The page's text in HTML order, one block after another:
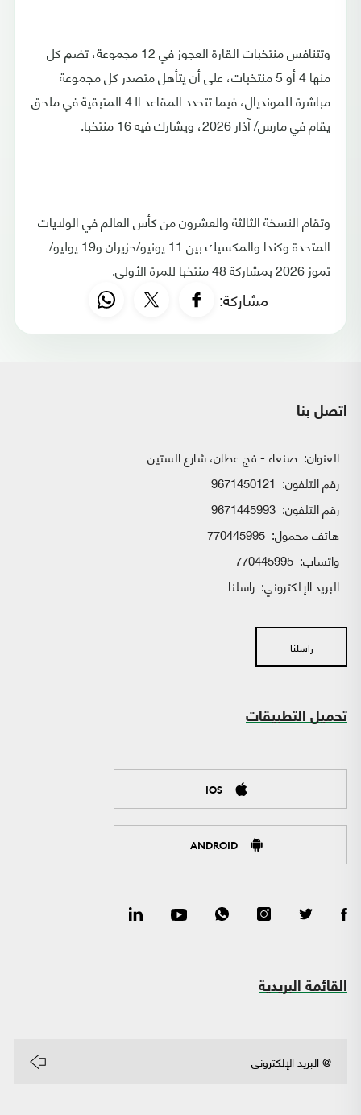
وتتنافس منتخبات القارة العجوز في 12 مجموعة، تضم كل
منها 4 أو 5 منتخبات، على أن يتأهل متصدر كل مجموعة
مباشرة للمونديال، فيما تتحدد المقاعد الـ4 المتبقية في ملحق
يقام في مارس/ آذار 2026، ويشارك فيه 16 منتخبا.
وتقام النسخة الثالثة والعشرون من كأس العالم في الولايات
المتحدة وكندا والمكسيك بين 11 يونيو/حزيران و19 يوليو/
تموز 2026 بمشاركة 48 منتخبا للمرة الأولى.
مشاركة:
اتصل بنا
العنوان: صنعاء - فج عطان، شارع الستين
رقم التلفون: 9671450121
رقم التلفون: 9671445993
هاتف محمول: 770445995
واتساب:
البريد الإلكتروني: راسلنا
راسلنا
تحميل التطبيقات
IOS
ANDROID
القائمة البريدية